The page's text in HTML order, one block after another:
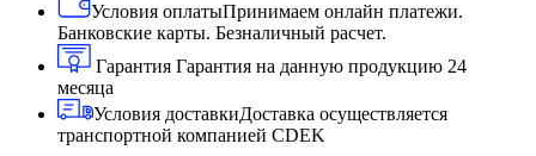
Условия оплатыПринимаем онлайн платежи.
Банковские карты. Безналичный расчет.
Гарантия Гарантия на данную продукцию 24
месяца
Условия доставкиДоставка осуществляется
транспортной компанией CDEK